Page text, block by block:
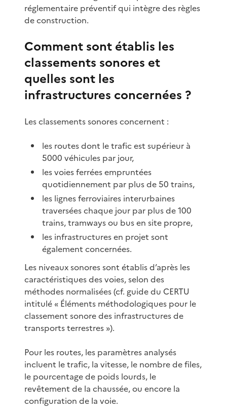
réglementaire préventif qui intègre des règles
de construction.
Comment sont établis les
classements sonores et
quelles sont les
infrastructures concernées ?
Les classements sonores concernent :
les routes dont le trafic est supérieur à
5000 véhicules par jour,
les voies ferrées empruntées
quotidiennement par plus de 50 trains,
les lignes ferroviaires interurbaines
traversées chaque jour par plus de 100
trains, tramways ou bus en site propre,
les infrastructures en projet sont
également concernées.
Les niveaux sonores sont établis d’après les
caractéristiques des voies, selon des
méthodes normalisées (cf. guide du CERTU
intitulé « Éléments méthodologiques pour le
classement sonore des infrastructures de
transports terrestres »).
Pour les routes, les paramètres analysés
incluent le trafic, la vitesse, le nombre de files,
le pourcentage de poids lourds, le
revêtement de la chaussée, ou encore la
configuration de la voie.